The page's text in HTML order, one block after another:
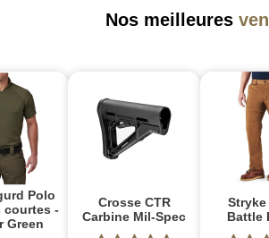
Nos meilleures
Polo
courtes -
Green
Crosse CTR
Carbine Mil-Spec
Stryke
Battle